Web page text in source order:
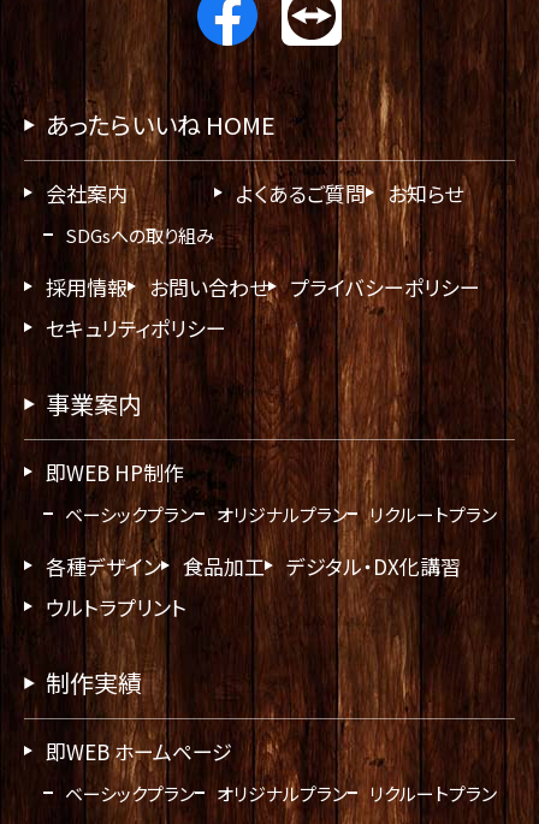
あったらいいね HOME
会社案内
SDGsへの取り組み
よくあるご質問 お知らせ
採用情報 お問い合わせ
プライバシーポリシー
セキュリティポリシー
事業案内
即WEB HP制作
ベーシックプラン オリジナルプラン リクルートプラン
各種デザイン 食品加工
デジタル・DX化講習
ウルトラプリント
制作実績
即WEB ホームページ
ベーシックプラン オリジナルプラン
リクルートプラン